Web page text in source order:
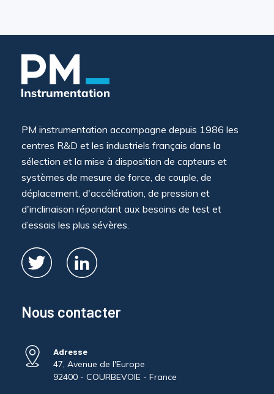
PM instrumentation accompagne depuis 1986 les
centres R&D et les industriels français dans la
sélection et la mise à disposition de capteurs et
systèmes de mesure de force, de couple, de
déplacement, d'accélération, de pression et
d'inclinaison répondant aux besoins de test et
d’essais les plus sévères.
Nous contacter
Adresse
47, Avenue de l'Europe
92400 - COURBEVOIE - France